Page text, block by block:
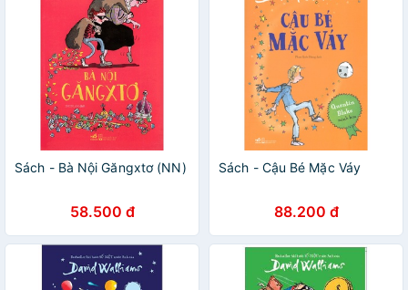
Sách - Bà Nội Găngxtơ (NN)
58.500 đ
Sách - Cậu Bé Mặc Váy
88.200 đ